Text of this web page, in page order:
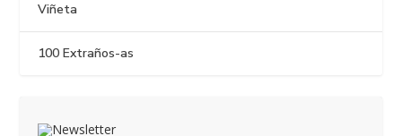
Viñeta
100 Extraños-as